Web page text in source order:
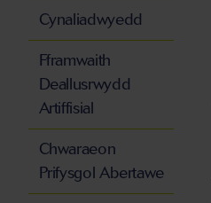
Cynaliadwyedd
Fframwaith
Deallusrwydd
Artiffisial
Chwaraeon
Prifysgol Abertawe